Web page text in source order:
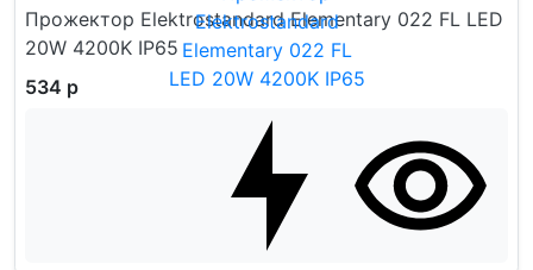
Прожектор Elektrostandard Elementary 022 FL LED
20W 4200K IP65
534 р